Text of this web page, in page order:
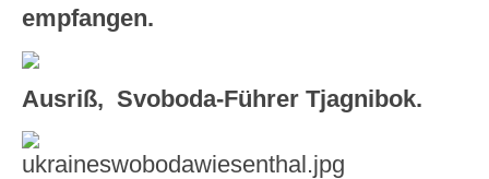
empfangen.
Ausriß, Svoboda-Führer Tjagnibok.